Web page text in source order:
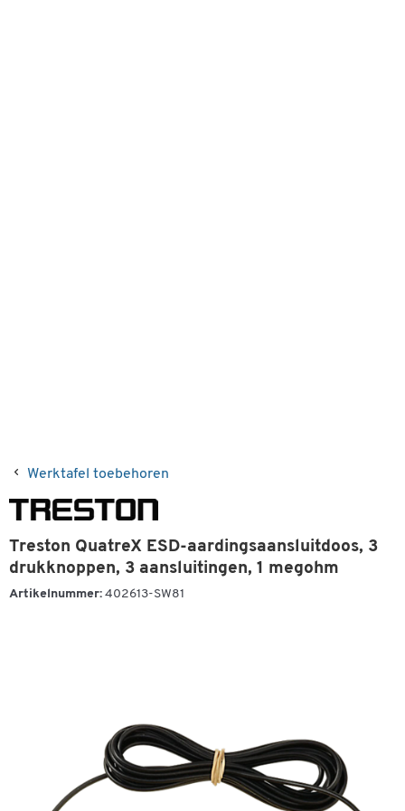
Werktafel toebehoren
Treston QuatreX ESD-aardingsaansluitdoos, 3
drukknoppen, 3 aansluitingen, 1 megohm
Artikelnummer: 402613-SW81